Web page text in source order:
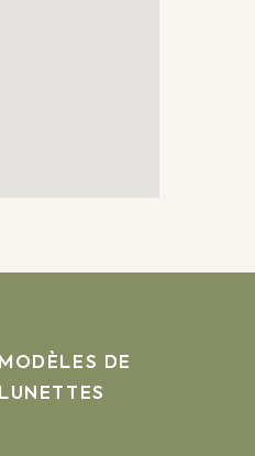
MODÈLES DE
LUNETTES